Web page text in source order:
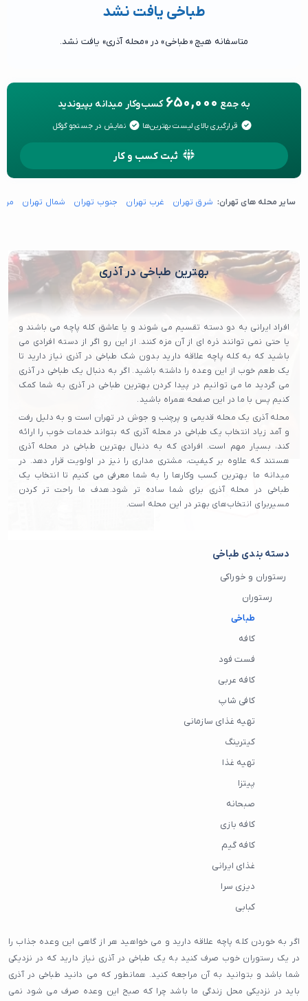
طباخی یافت نشد
متاسفانه هیچ «طباخی» در «محله آذری» یافت نشد.
به جمع 650,000 کسب‌وکار میدانه بپیوندید
قرارگیری بالای لیست بهترین‌ها نمایش در جستجو گوگل
ثبت کسب و کار
سایر محله های تهران: شرق تهران غرب تهران جنوب تهران شمال تهران
بهترین طباخی در آذری
افراد ایرانی به دو دسته تقسیم می شوند و یا عاشق کله پاچه می باشند و
یا حتی نمی توانند ذره ای از آن مزه کنند. از این رو اگر از دسته افرادی می
باشید که به کله پاچه علاقه دارید بدون شک طباخی در آذری نیاز دارید تا
یک طعم خوب از این وعده را داشته باشید. اگر به دنبال یک طباخی در آذری
می گردید ما می توانیم در پیدا کردن بهترین طباخی در آذری به شما کمک
کنیم پس با ما در این صفحه همراه باشید.
محله آذری یک محله قدیمی و پرچنب و جوش در تهران است و به دلیل رفت
و آمد زیاد انتخاب یک طباخی در محله آذری که بتواند خدمات خوب را ارائه
کند، بسیار مهم است. افرادی که به دنبال بهترین طباخی در محله آذری
هستند که علاوه بر کیفیت، مشتری‌ مداری را نیز در اولویت قرار دهد. در
میدانه ما بهترین کسب‌ وکارها را به شما معرفی می‌ کنیم تا انتخاب یک
طباخی در محله آذری برای شما ساده‌ تر شود.هدف ما راحت تر کردن
مسیربرای انتخاب‌های بهتر در این محله است.
دسته بندی طباخی
رستوران و خوراکی
رستوران
طباخی
کافه
فست فود
کافه عربی
کافی شاپ
تهیه غذای سازمانی
کیترینگ
تهیه غذا
پیتزا
صبحانه
کافه بازی
کافه گیم
غذای ایرانی
دیزی سرا
کبابی
اگر به خوردن کله پاچه علاقه دارید و می خواهید هر از گاهی این وعده جذاب را
در یک رستوران خوب صرف کنید به یک طباخی در آذری نیاز دارید که در نزدیکی
شما باشد و بتوانید به آن مراجعه کنید. همانطور که می دانید طباخی در آذری
باید در نزدیکی محل زندگی ما باشد چرا که صبح این وعده صرف می شود نمی